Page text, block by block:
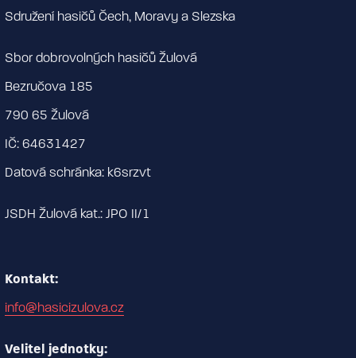
Sdružení hasičů Čech, Moravy a Slezska
Sbor dobrovolných hasičů Žulová
Bezručova 185
790 65 Žulová
IČ: 64631427
Datová schránka: k6srzvt
JSDH Žulová kat.: JPO II/1
Kontakt:
info@hasicizulova.cz
Velitel jednotky: